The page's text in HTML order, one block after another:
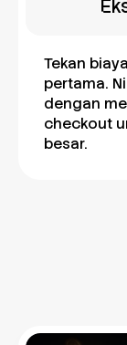
Tekan
pertama.
dengan
checkout
besar.